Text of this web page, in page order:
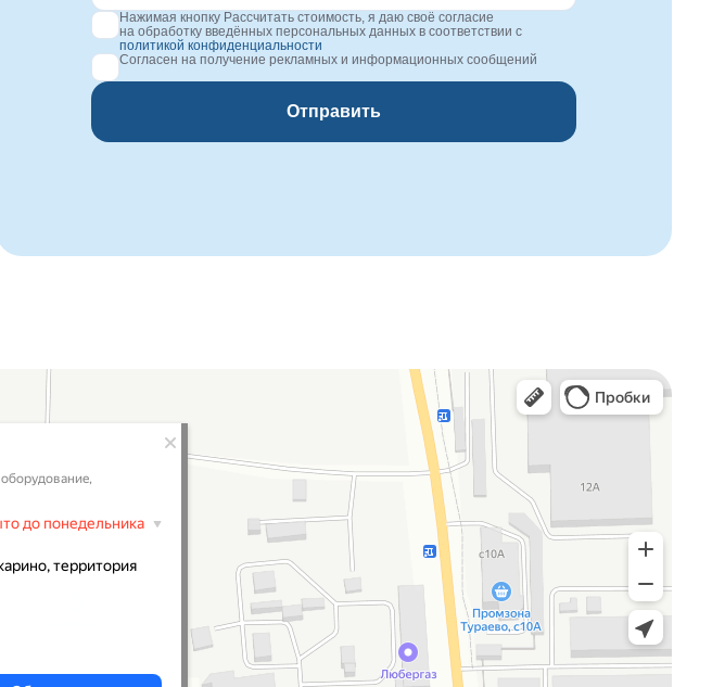
Нажимая кнопку Рассчитать стоимость, я даю своё согласие
на обработку введённых персональных данных в соответствии с
политикой конфиденциальности
Согласен на получение рекламных и информационных сообщений
Отправить